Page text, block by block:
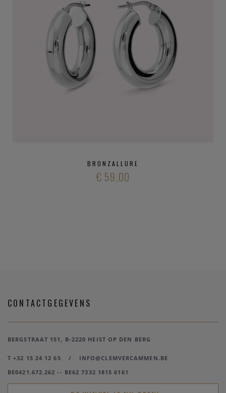
BRONZALLURE
€ 59,00
CONTACTGEGEVENS
BERGSTRAAT 151, B-2220 HEIST OP DEN BERG
T +32 15 24 12 65 /
INFO@CLEMVERCAMMEN.BE
BE0421.672.262 -- BE62 7332 1815 6161